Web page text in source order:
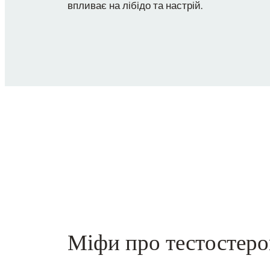
впливає на лібідо та настрій.
Міфи про